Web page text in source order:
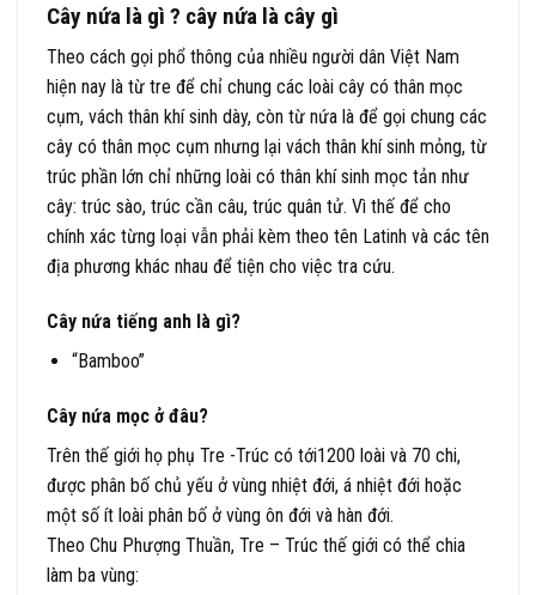
Cây nứa là gì ? cây nứa là cây gì
Theo cách gọi phổ thông của nhiều người dân Việt Nam
hiện nay là từ tre để chỉ chung các loài cây có thân mọc
cụm, vách thân khí sinh dày, còn từ nứa là để gọi chung các
cây có thân mọc cụm nhưng lại vách thân khí sinh mỏng, từ
trúc phần lớn chỉ những loài có thân khí sinh mọc tản như
cây: trúc sào, trúc cần câu, trúc quân tử. Vì thế để cho
chính xác từng loại vẫn phải kèm theo tên Latinh và các tên
địa phương khác nhau để tiện cho việc tra cứu.
Cây nứa tiếng anh là gì?
“Bamboo”
Cây nứa mọc ở đâu?
Trên thế giới họ phụ Tre -Trúc có tới1200 loài và 70 chi,
được phân bố chủ yếu ở vùng nhiệt đới, á nhiệt đới hoặc
một số ít loài phân bố ở vùng ôn đới và hàn đới.
Theo Chu Phượng Thuần, Tre – Trúc thế giới có thể chia
làm ba vùng: